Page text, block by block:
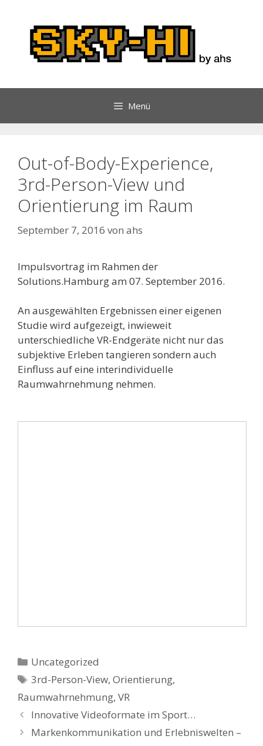
springen
Menü
Out-of-Body-Experience,
3rd-Person-View und
Orientierung im Raum
September 7, 2016 von ahs
Impulsvortrag im Rahmen der
Solutions.Hamburg am 07. September 2016.
An ausgewählten Ergebnissen einer eigenen
Studie wird aufgezeigt, inwieweit
unterschiedliche VR-Endgeräte nicht nur das
subjektive Erleben tangieren sondern auch
Einfluss auf eine interindividuelle
Raumwahrnehmung nehmen.
Kategorien
Uncategorized
Schlagwörter
3rd-Person-View,Orientierung,
Raumwahrnehmung, VR
Innovative Videoformate im Sport…
Markenkommunikation und Erlebniswelten –